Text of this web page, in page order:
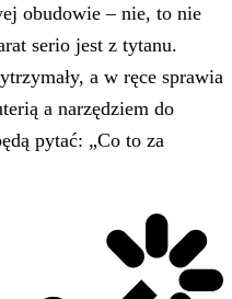
obudowie – nie, to nie
serio jest z tytanu.
a w ręce sprawia
a narzędziem do
pytać: „Co to za